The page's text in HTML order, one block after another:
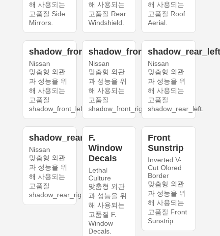
해 사용되는
고품질 Side
Mirrors.
해 사용되는
고품질 Rear
Windshield.
해 사용되는
고품질 Roof
Aerial.
shadow_front_left
Nissan
맞춤형 외관
과 성능을 위
해 사용되는
고품질
shadow_front_left.
shadow_front_right
Nissan
맞춤형 외관
과 성능을 위
해 사용되는
고품질
shadow_front_right.
Nissan
맞춤형 외관
과 성능을 위
해 사용되는
고품질
shadow_rear_left.
shadow_rear_right
Nissan
맞춤형 외관
과 성능을 위
해 사용되는
고품질
shadow_rear_right.
F.
Window
Decals
Lethal
Culture
맞춤형 외관
과 성능을 위
해 사용되는
고품질 F.
Window
Decals.
Front
Sunstrip
Inverted V-
Cut Olored
Border
맞춤형 외관
과 성능을 위
해 사용되는
고품질 Front
Sunstrip.